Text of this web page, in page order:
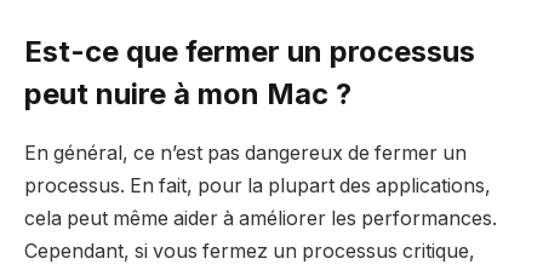
Est-ce que fermer un processus
peut nuire à mon Mac ?
En général, ce n’est pas dangereux de fermer un
processus. En fait, pour la plupart des applications,
cela peut même aider à améliorer les performances.
Cependant, si vous fermez un processus critique,